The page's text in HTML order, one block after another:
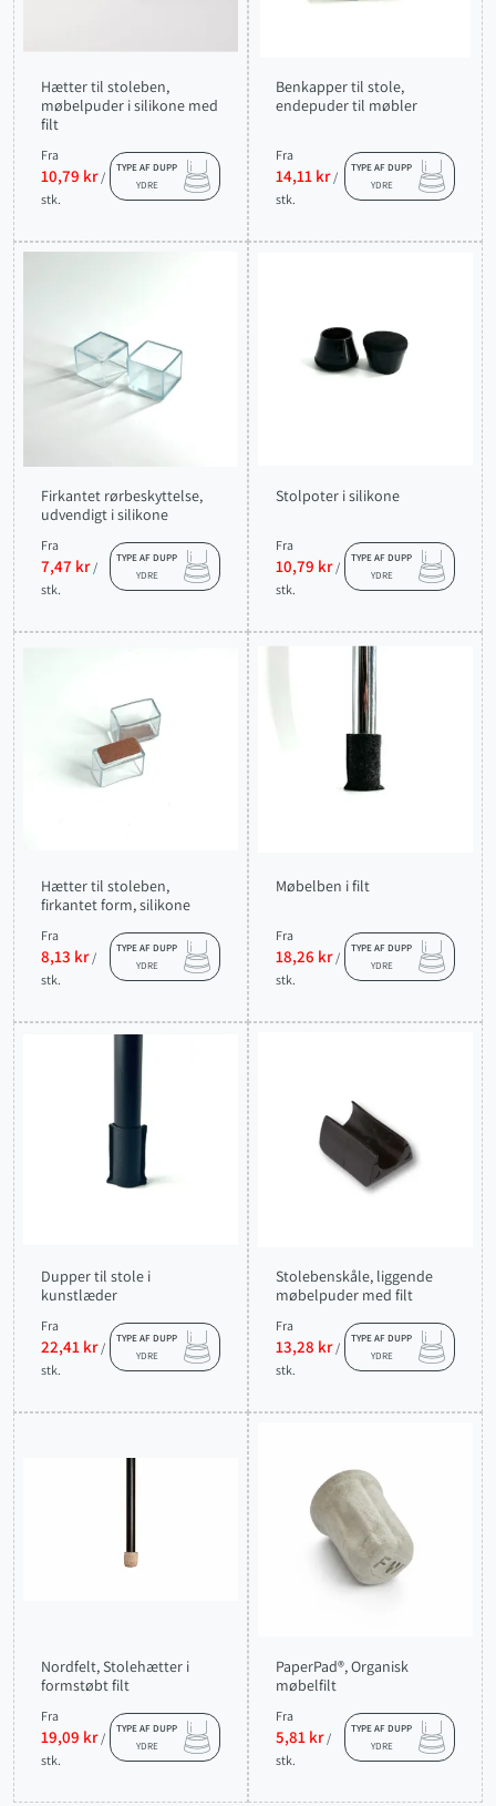
Hætter til stoleben,
møbelpuder i silikone med
filt
Fra
10,79 kr /
stk.
TYPE AF DUPP
YDRE
Benkapper til stole,
endepuder til møbler
Fra
14,11 kr /
stk.
TYPE AF DUPP
YDRE
Firkantet rørbeskyttelse,
udvendigt i silikone
Fra
7,47 kr /
stk.
TYPE AF DUPP
YDRE
Stolpoter i silikone
Fra
10,79 kr /
stk.
TYPE AF DUPP
YDRE
Hætter til stoleben,
firkantet form, silikone
Fra
8,13 kr /
stk.
TYPE AF DUPP
YDRE
Møbelben i filt
Fra
18,26 kr /
stk.
TYPE AF DUPP
YDRE
Dupper til stole i
kunstlæder
Fra
22,41 kr /
stk.
TYPE AF DUPP
YDRE
Stolebenskåle, liggende
møbelpuder med filt
Fra
13,28 kr /
stk.
TYPE AF DUPP
YDRE
Nordfelt, Stolehætter i
formstøbt filt
Fra
19,09 kr /
stk.
TYPE AF DUPP
YDRE
PaperPad®, Organisk
møbelfilt
Fra
5,81 kr /
stk.
TYPE AF DUPP
YDRE